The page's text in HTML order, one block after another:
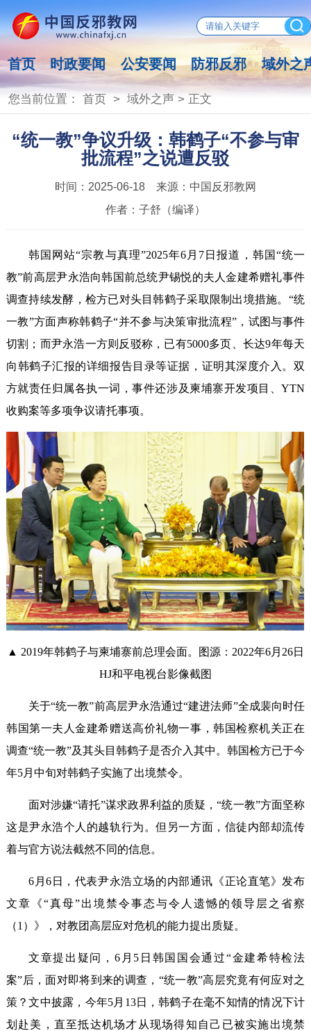
首页 时政要闻 公安要闻 防邪反邪 域外之
您当前位置： 首页> 域外之声> 正文
“统一教”争议升级：韩鹤子“不参与审
批流程”之说遭反驳
时间： 2025-06-18 来源： 中国反邪教网
作者： 子舒（编译）
韩国网站“宗教与真理”2025年6月7日报道，韩国“统一
教”前高层尹永浩向韩国前总统尹锡悦的夫人金建希赠礼事件
调查持续发酵，检方已对头目韩鹤子采取限制出境措施。“统
一教”方面声称韩鹤子“并不参与决策审批流程”，试图与事件
切割；而尹永浩一方则反驳称，已有5000多页、长达9年每天
向韩鹤子汇报的详细报告目录等证据，证明其深度介入。双
方就责任归属各执一词，事件还涉及柬埔寨开发项目、YTN
收购案等多项争议请托事项。
▲ 2019年韩鹤子与柬埔寨前总理会面。图源：2022年6月26日
HJ和平电视台影像截图
关于“统一教”前高层尹永浩通过“建进法师”全成裴向时任
韩国第一夫人金建希赠送高价礼物一事，韩国检察机关正在
调查“统一教”及其头目韩鹤子是否介入其中。韩国检方已于今
年5月中旬对韩鹤子实施了出境禁令。
面对涉嫌“请托”谋求政界利益的质疑，“统一教”方面坚称
这是尹永浩个人的越轨行为。但另一方面，信徒内部却流传
着与官方说法截然不同的信息。
6月6日，代表尹永浩立场的内部通讯《正论直笔》发布
文章《“真母”出境禁令事态与令人遗憾的领导层之省察
（1）》，对教团高层应对危机的能力提出质疑。
文章提出疑问，6月5日韩国国会通过“金建希特检法
案”后，面对即将到来的调查，“统一教”高层究竟有何应对之
策？文中披露，今年5月13日，韩鹤子在毫不知情的情况下计
划赴美，直至抵达机场才从现场得知自己已被实施出境禁